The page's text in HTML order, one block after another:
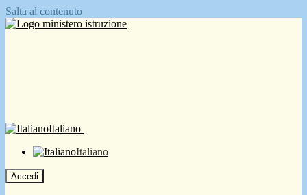
Salta al contenuto
Italiano
Italiano
Accedi